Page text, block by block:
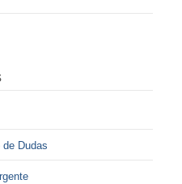
Dudas